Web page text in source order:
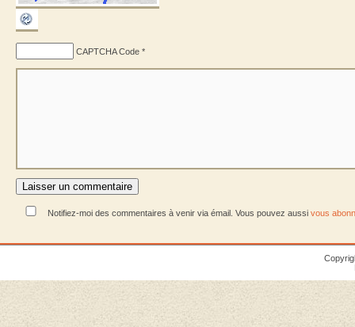
CAPTCHA Code *
Notifiez-moi des commentaires à venir via émail. Vous pouvez aussi vous